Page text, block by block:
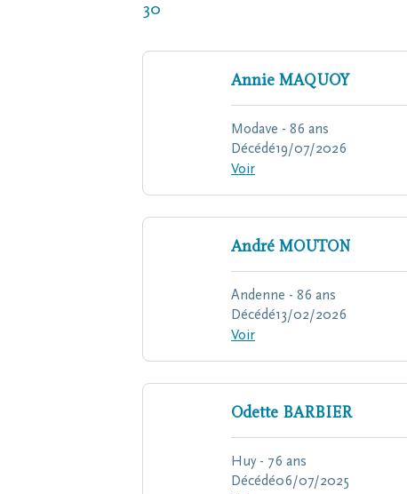
30
Annie MAQUOY
Modave - 86 ans
Décédé19/07/2026
Voir
André MOUTON
Andenne - 86 ans
Décédé13/02/2026
Voir
Odette BARBIER
Huy - 76 ans
Décédé06/07/2025